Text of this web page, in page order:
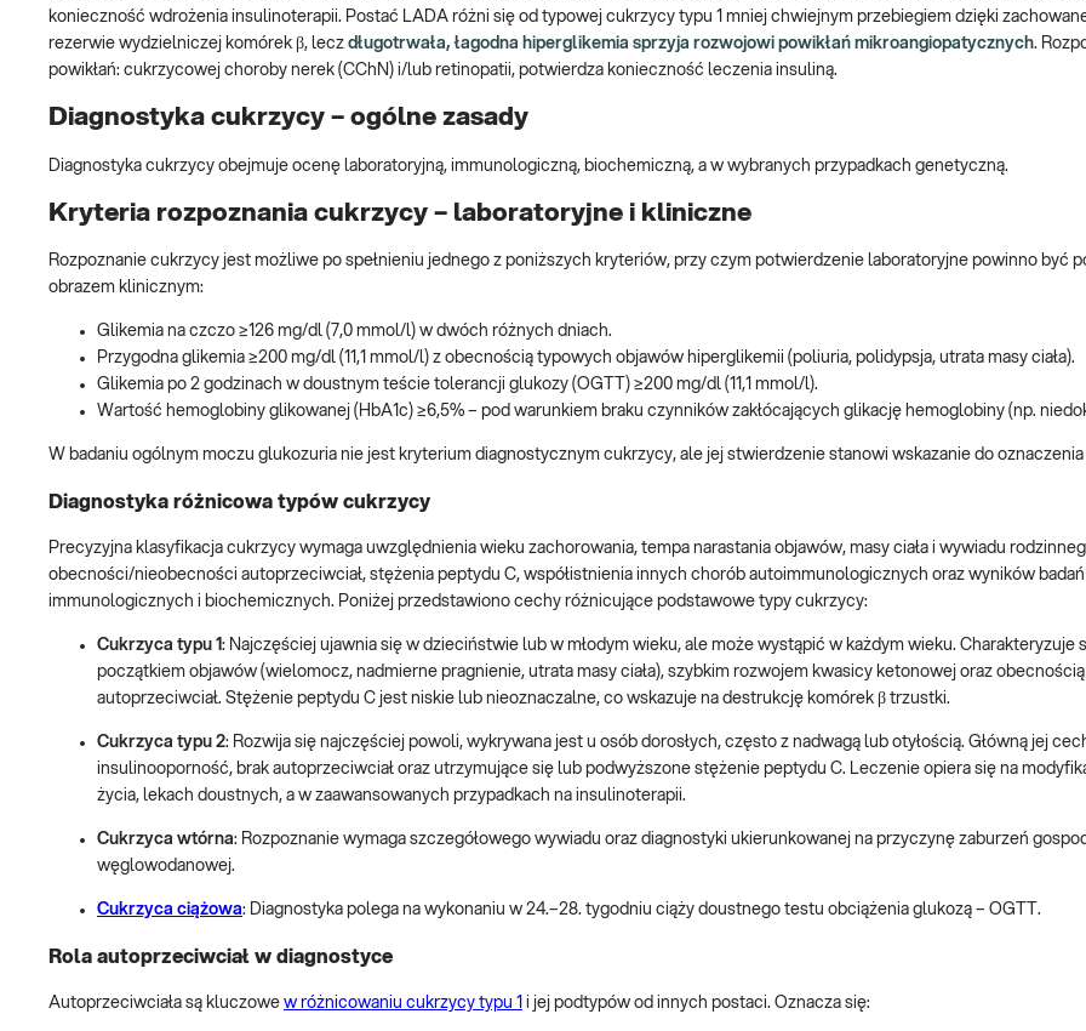
konieczność wdrożenia insulinoterapii. Postać LADA różni się od typowej cukrzycy typu 1 mniej chwiejnym przebiegiem dzięki
rezerwie wydzielniczej komórek β, lecz długotrwała, łagodna hiperglikemia sprzyja rozwojowi powikłań mikroangiopatycznych.
powikłań: cukrzycowej choroby nerek (CChN) i/lub retinopatii, potwierdza konieczność leczenia insuliną.
Diagnostyka cukrzycy – ogólne zasady
Diagnostyka cukrzycy obejmuje ocenę laboratoryjną, immunologiczną, biochemiczną, a w wybranych przypadkach genetyczną.
Kryteria rozpoznania cukrzycy – laboratoryjne i kliniczne
Rozpoznanie cukrzycy jest możliwe po spełnieniu jednego z poniższych kryteriów, przy czym potwierdzenie laboratoryjne powinno być
obrazem klinicznym:
Glikemia na czczo ≥126 mg/dl (7,0 mmol/l) w dwóch różnych dniach.
Przygodna glikemia ≥200 mg/dl (11,1 mmol/l) z obecnością typowych objawów hiperglikemii (poliuria, polidypsja, utrata masy ciała).
Glikemia po 2 godzinach w doustnym teście tolerancji glukozy (OGTT) ≥200 mg/dl (11,1 mmol/l).
Wartość hemoglobiny glikowanej (HbA1c) ≥6,5% – pod warunkiem braku czynników zakłócających glikację hemoglobiny (np.
W badaniu ogólnym moczu glukozuria nie jest kryterium diagnostycznym cukrzycy, ale jej stwierdzenie stanowi wskazanie do oznaczenia
Diagnostyka różnicowa typów cukrzycy
Precyzyjna klasyfikacja cukrzycy wymaga uwzględnienia wieku zachorowania, tempa narastania objawów, masy ciała i wywiadu
obecności/nieobecności autoprzeciwciał, stężenia peptydu C, współistnienia innych chorób autoimmunologicznych oraz wyników badań
immunologicznych i biochemicznych. Poniżej przedstawiono cechy różnicujące podstawowe typy cukrzycy:
Cukrzyca typu 1: Najczęściej ujawnia się w dzieciństwie lub w młodym wieku, ale może wystąpić w każdym wieku. Charakteryzuje
początkiem objawów (wielomocz, nadmierne pragnienie, utrata masy ciała), szybkim rozwojem kwasicy ketonowej oraz obecnością
autoprzeciwciał. Stężenie peptydu C jest niskie lub nieoznaczalne, co wskazuje na destrukcję komórek β trzustki.
Cukrzyca typu 2: Rozwija się najczęściej powoli, wykrywana jest u osób dorosłych, często z nadwagą lub otyłością. Główną jej
insulinooporność, brak autoprzeciwciał oraz utrzymujące się lub podwyższone stężenie peptydu C. Leczenie opiera się na
życia, lekach doustnych, a w zaawansowanych przypadkach na insulinoterapii.
Cukrzyca wtórna: Rozpoznanie wymaga szczegółowego wywiadu oraz diagnostyki ukierunkowanej na przyczynę zaburzeń
węglowodanowej.
Cukrzyca ciążowa: Diagnostyka polega na wykonaniu w 24.–28. tygodniu ciąży doustnego testu obciążenia glukozą – OGTT.
Rola autoprzeciwciał w diagnostyce
Autoprzeciwciała są kluczowe w różnicowaniu cukrzycy typu 1 i jej podtypów od innych postaci. Oznacza się: